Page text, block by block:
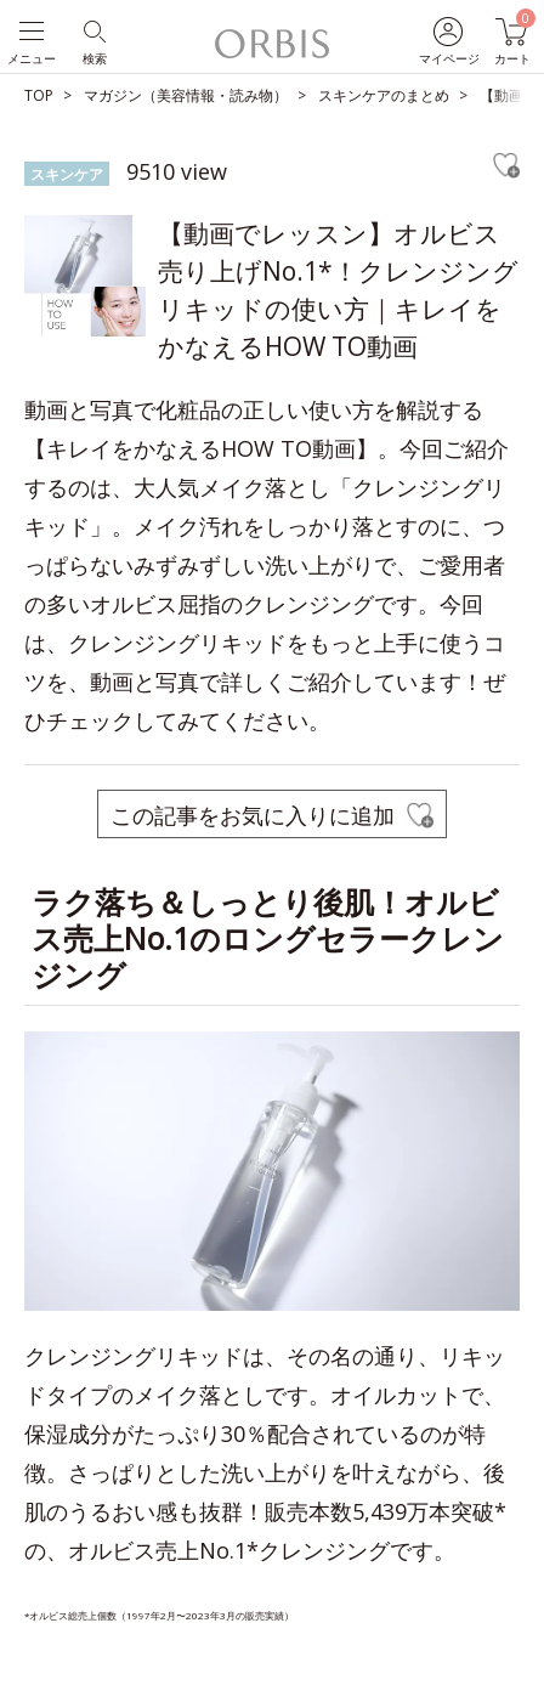
マイページ
0
カート
検索
メニュー
TOP マガジン（美容情報・読み物） スキンケアのまとめ 【動画
スキンケア 9510 view
【動画でレッスン】オルビス
売り上げNo.1*！クレンジング
リキッドの使い方｜キレイを
かなえるHOW TO動画
動画と写真で化粧品の正しい使い方を解説する
【キレイをかなえるHOW TO動画】。今回ご紹介
するのは、大人気メイク落とし「クレンジングリ
キッド」。メイク汚れをしっかり落とすのに、つ
っぱらないみずみずしい洗い上がりで、ご愛用者
の多いオルビス屈指のクレンジングです。今回
は、クレンジングリキッドをもっと上手に使うコ
ツを、動画と写真で詳しくご紹介しています！ぜ
ひチェックしてみてください。
この記事をお気に入りに追加
ラク落ち＆しっとり後肌！オルビ
ス売上No.1のロングセラークレン
ジング
クレンジングリキッドは、その名の通り、リキッ
ドタイプのメイク落としです。オイルカットで、
保湿成分がたっぷり30％配合されているのが特
徴。さっぱりとした洗い上がりを叶えながら、後
肌のうるおい感も抜群！販売本数5,439万本突破*
の、オルビス売上No.1*クレンジングです。
*オルビス総売上個数（1997年2月〜2023年3月の販売実績）